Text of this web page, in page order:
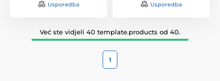
Usporedba Usporedba
Već ste vidjeli 40 template.products od 40.
1